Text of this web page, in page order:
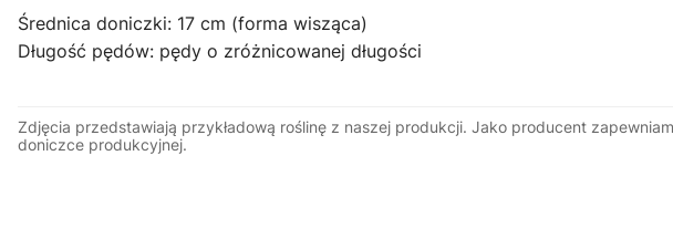
Średnica doniczki: 17 cm (forma wisząca)
Długość pędów: pędy o zróżnicowanej długości
Zdjęcia przedstawiają przykładową roślinę z naszej produkcji. Jako producent
doniczce produkcyjnej.